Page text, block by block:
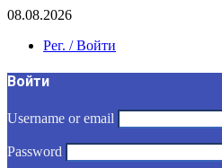
08.08.2026
Рег. / Войти
Войти
Username or email
Password